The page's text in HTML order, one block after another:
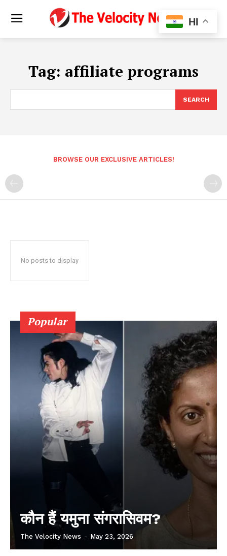
Tag: affiliate programs
SEARCH
BROWSE OUR EXCLUSIVE ARTICLES!
No posts to display
Popular
कौन हैं यमुना संगरासिवम?
The Velocity News - May 23, 2026
HI